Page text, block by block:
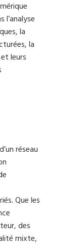
l’analyse
la
la
leurs
réseau
Que les
des
mixte,